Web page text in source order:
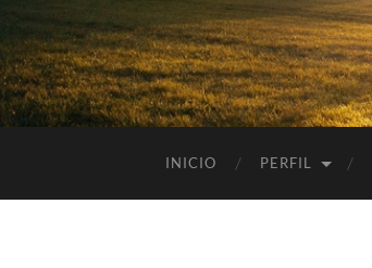
INICIO PERFIL